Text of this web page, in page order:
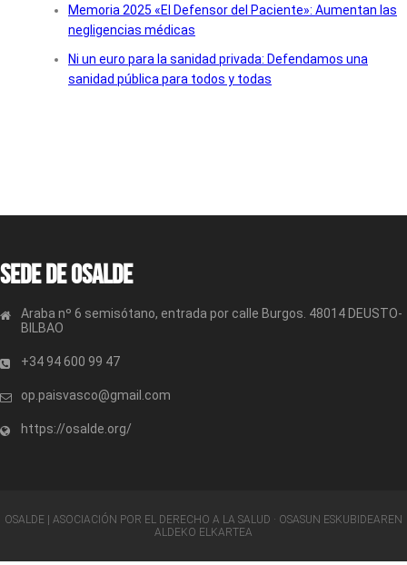
Memoria 2025 «El Defensor del Paciente»: Aumentan las
negligencias médicas
Ni un euro para la sanidad privada: Defendamos una
sanidad pública para todos y todas
Sede de OSALDE
Araba nº 6 semisótano, entrada por calle Burgos. 48014 DEUSTO-
BILBAO
+34 94 600 99 47
op.paisvasco@gmail.com
https://osalde.org/
OSALDE | ASOCIACIÓN POR EL DERECHO A LA SALUD · OSASUN ESKUBIDEAREN
ALDEKO ELKARTEA